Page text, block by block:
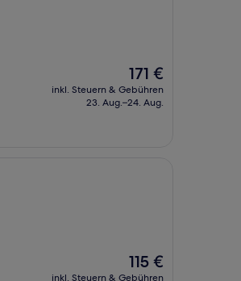
Der
Preis
beträgt
171 €
inkl. Steuern & Gebühren
23. Aug.–24. Aug.
Der
Preis
115 €
inkl. Steuern & Gebühren